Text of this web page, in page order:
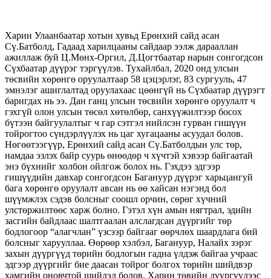
Харин Улаанбаатар хотын хувьд Ерөнхий сайд асан
Сү.Батболд, Гадаад харилцааны сайдаар ээлж дарааллан
ажиллаж буй Ц.Мөнх-Оргил, Д.Цогтбаатар нарын сонгогдсон
Сүхбаатар дүүрэг тэргүүлэв. Тухайлбал, 2020 онд улсын
төсвийн хөрөнгө оруулалтаар 58 цэцэрлэг, 83 сургууль, 47
эмнэлэг ашиглалтад оруулахаас цөөнгүй нь Сүхбаатар дүүрэгт
баригдах нь ээ. Дан ганц улсын төсвийн хөрөнгө оруулалт ч
гэхгүй олон улсын төсөл хөтөлбөр, санхүүжилтээр босох
бүтээн байгуулалтыг ч гар сэтгэл нийлсэн гурван гишүүн
тойрогтоо сүндэрлүүлэх нь цаг хугацааны асуудал болов.
Нөгөөтээгүүр, Ерөнхий сайд асан Сү.Батболдын улс төр,
намдаа эзлэх байр суурь өнөөдөр ч хүчтэй хэвээр байгаатай
энэ бүхнийг холбон ойлгож болох нь. Гэхдээ эдгээр
гишүүдийн давхар сонгогдсон Багануур дүүрэг харьцангуй
бага хөрөнгө оруулалт авсан нь өө хайсан нэгэнд бол
шүүмжлэх сэдэв болсныг соошл орчин, сөрөг хүчний
улстөржилтөөс харж болно. Гэтэл хүн амын нягтрал, эдийн
засгийн байдлаас шалтгаалан алслагдсан дүүргийг төр
бодлогоор “алагчлан” үзсээр байгааг өөрчлөх шаардлага бий
болсныг харууллаа. Өөрөөр хэлбэл, Багануур, Налайх зэрэг
захын дүүргүүд төрийн бодлогын гадна үлдэж байгаа учраас
эдгээр дүүргийг бие даасан тойрог болгох төрийн шийдвэр
хамгийн оновчтой шийдэл болов. Харин төвийн дүүргүүдээс